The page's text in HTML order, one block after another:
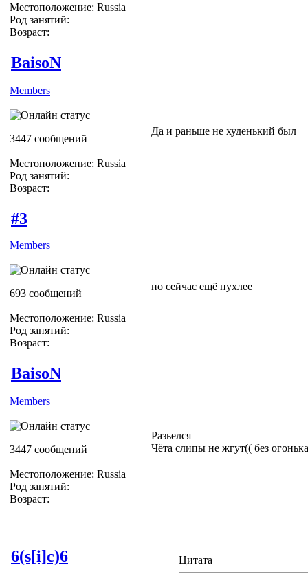
Местоположение: Russia
Род занятий:
Возраст:
BaisoN
Members
3447 сообщений
Местоположение: Russia
Род занятий:
Возраст:
Да и раньше не худенький был
#3
Members
693 сообщений
Местоположение: Russia
Род занятий:
Возраст:
но сейчас ещё пухлее
BaisoN
Members
3447 сообщений
Местоположение: Russia
Род занятий:
Возраст:
Разьелся
Чёта слипы не жгут(( без огонька
6(s[i]c)6 Цитата